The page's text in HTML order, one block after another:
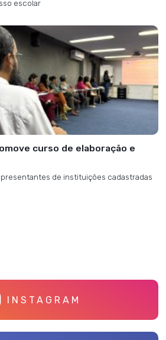
escolar
curso de elaboração e
de instituições cadastradas
INSTAGRAM